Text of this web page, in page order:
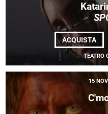
ACQUISTA
TEATRO
15